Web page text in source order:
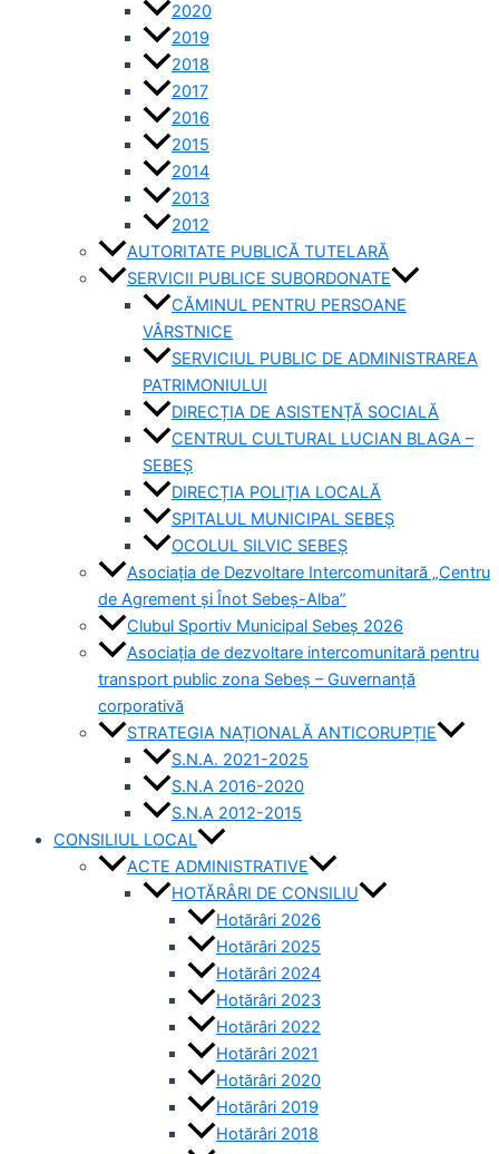
2020
2019
2018
2017
2016
2015
2014
2013
2012
AUTORITATE PUBLICĂ TUTELARĂ
SERVICII PUBLICE SUBORDONATE
CĂMINUL PENTRU PERSOANE
VÂRSTNICE
SERVICIUL PUBLIC DE ADMINISTRAREA
PATRIMONIULUI
DIRECȚIA DE ASISTENȚĂ SOCIALĂ
CENTRUL CULTURAL LUCIAN BLAGA –
SEBEȘ
DIRECȚIA POLIȚIA LOCALĂ
SPITALUL MUNICIPAL SEBEȘ
OCOLUL SILVIC SEBEȘ
Asociația de Dezvoltare Intercomunitară „Centru
de Agrement și Înot Sebeș-Alba”
Clubul Sportiv Municipal Sebeș 2026
Asociația de dezvoltare intercomunitară pentru
transport public zona Sebeș – Guvernanță
corporativă
STRATEGIA NAȚIONALĂ ANTICORUPȚIE
S.N.A. 2021-2025
S.N.A 2016-2020
S.N.A 2012-2015
CONSILIUL LOCAL
ACTE ADMINISTRATIVE
HOTĂRÂRI DE CONSILIU
Hotărâri 2026
Hotărâri 2025
Hotărâri 2024
Hotărâri 2023
Hotărâri 2022
Hotărâri 2021
Hotărâri 2020
Hotărâri 2019
Hotărâri 2018